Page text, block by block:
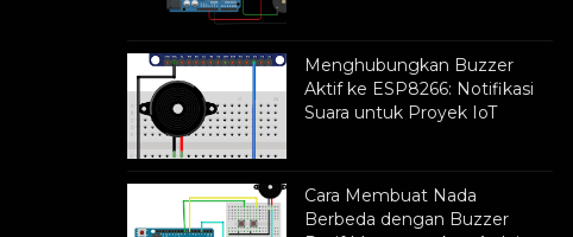
Menghubungkan Buzzer
Aktif ke ESP8266: Notifikasi
Suara untuk Proyek IoT
Cara Membuat Nada
Berbeda dengan Buzzer